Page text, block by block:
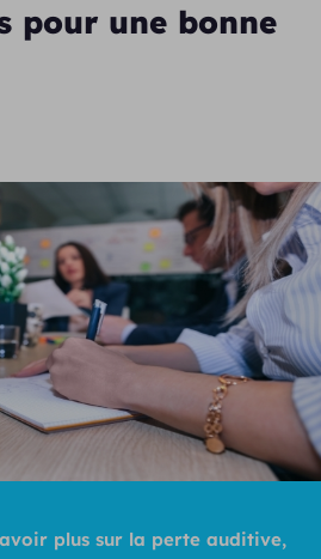
pour une bonne
plus sur la perte auditive,